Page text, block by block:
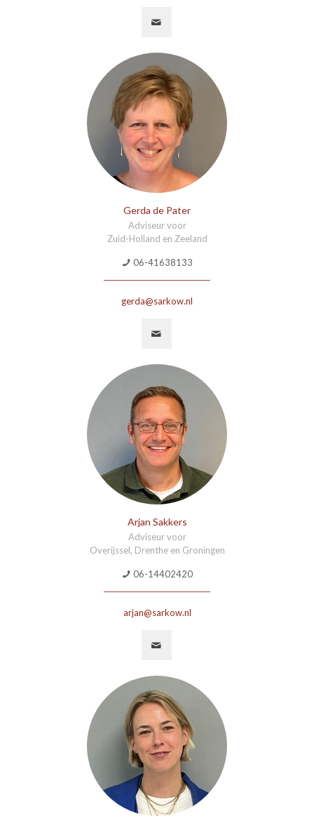
Gerda de Pater
Adviseur voor
Zuid-Holland en Zeeland
06-41638133
gerda@sarkow.nl
Arjan Sakkers
Adviseur voor
Overijssel, Drenthe en Groningen
06-14402420
arjan@sarkow.nl